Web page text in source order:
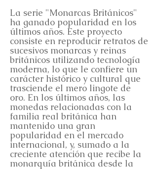
La serie "Monarcas Británicos"
ha ganado popularidad en los
últimos años. Este proyecto
consiste en reproducir retratos de
sucesivos monarcas y reinas
británicos utilizando tecnología
moderna, lo que le confiere un
carácter histórico y cultural que
trasciende el mero lingote de
oro. En los últimos años, las
monedas relacionadas con la
familia real británica han
mantenido una gran
popularidad en el mercado
internacional, y, sumado a la
creciente atención que recibe la
monarquía británica desde la